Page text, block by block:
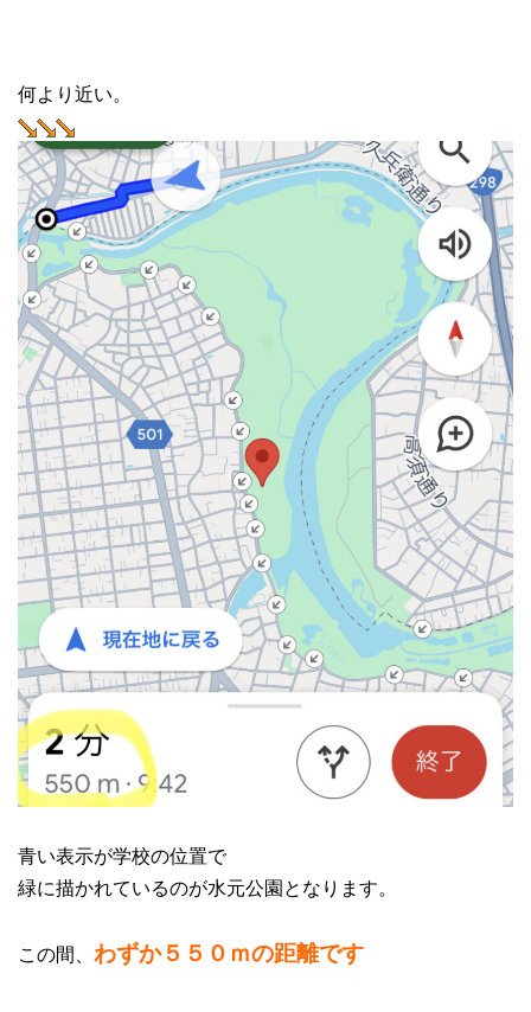
何より近い。
青い表示が学校の位置で
緑に描かれているのが水元公園となります。
この間、 わずか５５０ｍの距離です